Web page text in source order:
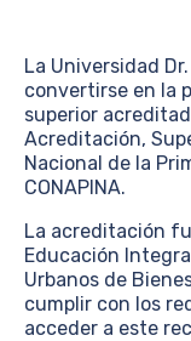
La Universidad
convertirse en la
superior
Acreditación,
Nacional de la
CONAPINA.
La acreditación
Educación
Urbanos de
cumplir con los
acceder a este